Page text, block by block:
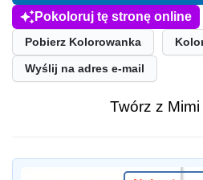
Pokoloruj tę stronę online
Pobierz Kolorowanka
Wyślij na adres e-mail
Twórz z